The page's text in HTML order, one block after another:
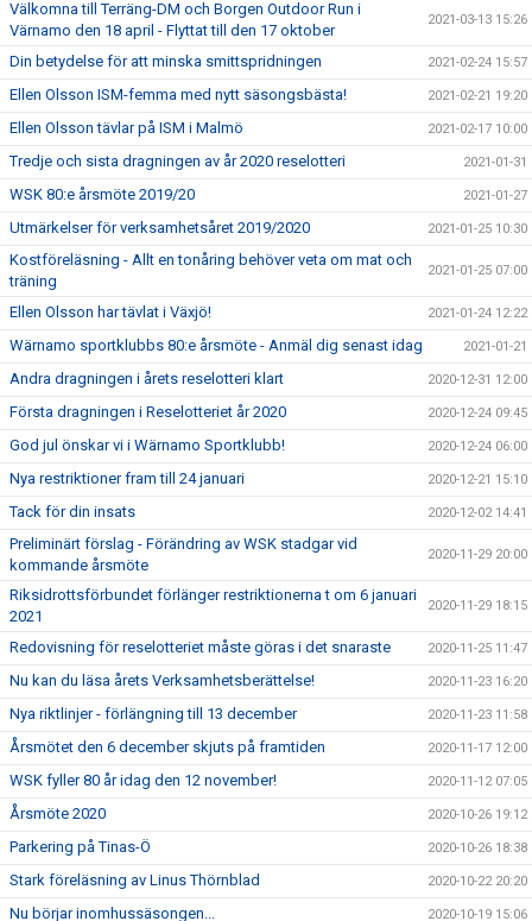
Välkomna till Terräng-DM och Borgen Outdoor Run i
Värnamo den 18 april - Flyttat till den 17 oktober
2021-03-13 15:26
Din betydelse för att minska smittspridningen 2021-02-24 15:57
Ellen Olsson ISM-femma med nytt säsongsbästa! 2021-02-21 19:20
Ellen Olsson tävlar på ISM i Malmö 2021-02-17 10:00
Tredje och sista dragningen av år 2020 reselotteri 2021-01-31
WSK 80:e årsmöte 2019/20 2021-01-27
Utmärkelser för verksamhetsåret 2019/2020 2021-01-25 10:30
Kostföreläsning - Allt en tonåring behöver veta om mat och
träning
2021-01-25 07:00
Ellen Olsson har tävlat i Växjö! 2021-01-24 12:22
Wärnamo sportklubbs 80:e årsmöte - Anmäl dig senast idag 2021-01-21
Andra dragningen i årets reselotteri klart 2020-12-31 12:00
Första dragningen i Reselotteriet år 2020 2020-12-24 09:45
God jul önskar vi i Wärnamo Sportklubb! 2020-12-24 06:00
Nya restriktioner fram till 24 januari 2020-12-21 15:10
Tack för din insats 2020-12-02 14:41
Preliminärt förslag - Förändring av WSK stadgar vid
kommande årsmöte
2020-11-29 20:00
Riksidrottsförbundet förlänger restriktionerna t om 6 januari
2021
2020-11-29 18:15
Redovisning för reselotteriet måste göras i det snaraste 2020-11-25 11:47
Nu kan du läsa årets Verksamhetsberättelse! 2020-11-23 16:20
Nya riktlinjer - förlängning till 13 december 2020-11-23 11:58
Årsmötet den 6 december skjuts på framtiden 2020-11-17 12:00
WSK fyller 80 år idag den 12 november! 2020-11-12 07:05
Årsmöte 2020 2020-10-26 19:12
Parkering på Tinas-Ö 2020-10-26 18:38
Stark föreläsning av Linus Thörnblad 2020-10-22 20:20
Nu börjar inomhussäsongen... 2020-10-19 15:06